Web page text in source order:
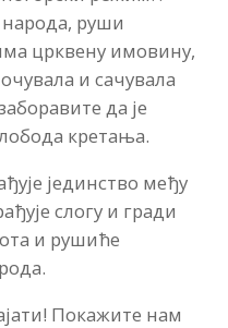
народа, руши
црквену имовину,
очувала и сачувала
да је
кретања.
јединство међу
слогу и гради
и рушиће
Покажите нам